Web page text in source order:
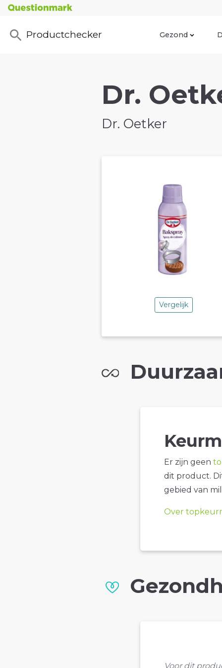
Productchecker Gezond
Dr.
Dr. Oetker
Vergelijk
Er zijn geen
dit product.
gebied van
Over
Voor dit